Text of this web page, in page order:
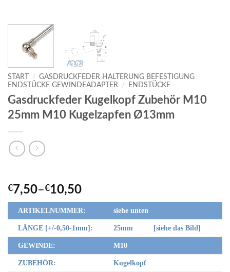
START / GASDRUCKFEDER HALTERUNG BEFESTIGUNG
ENDSTÜCKE GEWINDEADAPTER / ENDSTÜCKE
Gasdruckfeder Kugelkopf Zubehör M10
25mm M10 Kugelzapfen Ø13mm
€7,50–€10,50
ARTIKELNUMMER: siehe unten
LÄNGE [+/-0,50-1mm]: 25mm [siehe das Bild]
GEWINDE: M10
ZUBEHÖR: Kugelkopf